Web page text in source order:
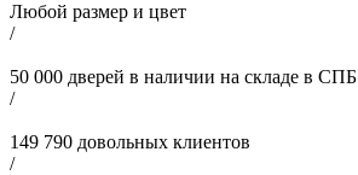
Любой размер и цвет
/
50 000 дверей в наличии на складе в СПБ
/
149 790 довольных клиентов
/